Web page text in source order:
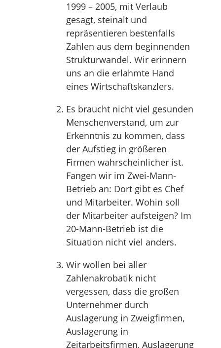
1999 – 2005, mit Verlaub
gesagt, steinalt und
repräsentieren bestenfalls
Zahlen aus dem beginnenden
Strukturwandel. Wir erinnern
uns an die erlahmte Hand
eines Wirtschaftskanzlers.
Es braucht nicht viel gesunden
Menschenverstand, um zur
Erkenntnis zu kommen, dass
der Aufstieg in größeren
Firmen wahrscheinlicher ist.
Fangen wir im Zwei-Mann-
Betrieb an: Dort gibt es Chef
und Mitarbeiter. Wohin soll
der Mitarbeiter aufsteigen? Im
20-Mann-Betrieb ist die
Situation nicht viel anders.
Wir wollen bei aller
Zahlenakrobatik nicht
vergessen, dass die großen
Unternehmer durch
Auslagerung in Zweigfirmen,
Auslagerung in
Zeitarbeitsfirmen, Auslagerung